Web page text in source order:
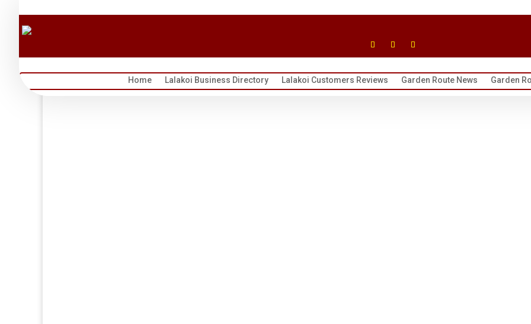
Home Lalakoi Business Directory Lalakoi Customers Reviews Garden Route News Garden